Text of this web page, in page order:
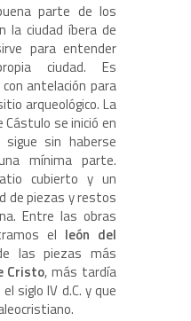
parte de los
la ciudad íbera de
para entender
ciudad. Es
antelación para
arqueológico. La
Cástulo se inició en
sin haberse
mínima parte.
cubierto y un
de piezas y restos
Entre las obras
el león del
las piezas más
Cristo, más tardía
siglo IV d.C. y que